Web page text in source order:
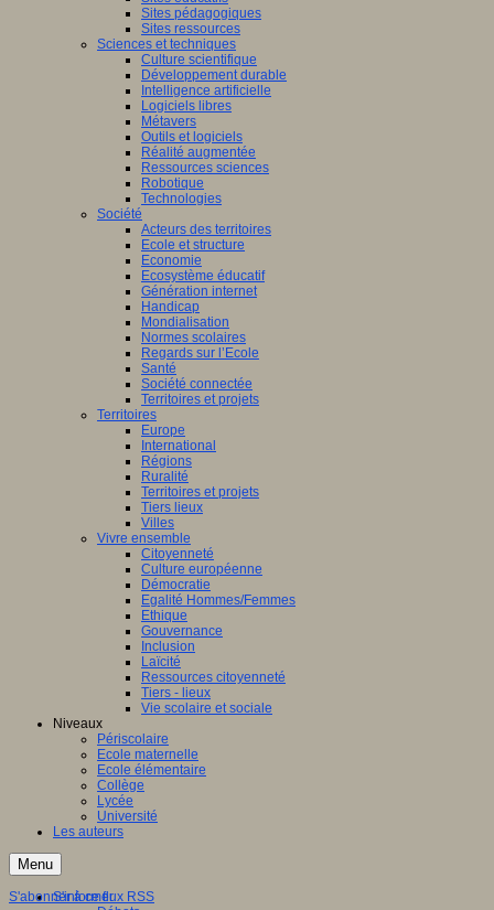
Sites pédagogiques
Sites ressources
Sciences et techniques
Culture scientifique
Développement durable
Intelligence artificielle
Logiciels libres
Métavers
Outils et logiciels
Réalité augmentée
Ressources sciences
Robotique
Technologies
Société
Acteurs des territoires
Ecole et structure
Economie
Ecosystème éducatif
Génération internet
Handicap
Mondialisation
Normes scolaires
Regards sur l’Ecole
Santé
Société connectée
Territoires et projets
Territoires
Europe
International
Régions
Ruralité
Territoires et projets
Tiers lieux
Villes
Vivre ensemble
Citoyenneté
Culture européenne
Démocratie
Egalité Hommes/Femmes
Ethique
Gouvernance
Inclusion
Laïcité
Ressources citoyenneté
Tiers - lieux
Vie scolaire et sociale
Niveaux
Périscolaire
Ecole maternelle
Ecole élémentaire
Collège
Lycée
Université
Les auteurs
Menu
S'informer
S'abonner à ce flux RSS